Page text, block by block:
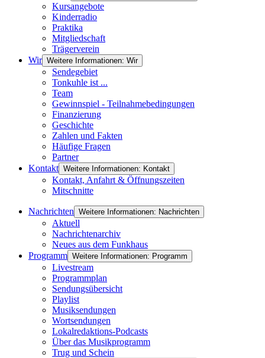
Kursangebote
Kinderradio
Praktika
Mitgliedschaft
Trägerverein
Wir Weitere Informationen: Wir
Sendegebiet
Tonkuhle ist ...
Team
Gewinnspiel - Teilnahmebedingungen
Finanzierung
Geschichte
Zahlen und Fakten
Häufige Fragen
Partner
Kontakt Weitere Informationen: Kontakt
Kontakt, Anfahrt & Öffnungszeiten
Mitschnitte
Nachrichten Weitere Informationen: Nachrichten
Aktuell
Nachrichtenarchiv
Neues aus dem Funkhaus
Programm Weitere Informationen: Programm
Livestream
Programmplan
Sendungsübersicht
Playlist
Musiksendungen
Wortsendungen
Lokalredaktions-Podcasts
Über das Musikprogramm
Trug und Schein